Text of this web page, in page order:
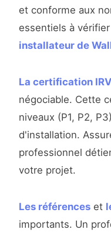
et conforme aux
essentiels à
installateur de
La certification
négociable. Cette
niveaux (P1, P2,
d'installation.
professionnel
votre projet.
Les références et
importants. Un